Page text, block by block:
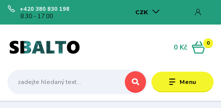
Menu
CZK
+420 380 830 198
8.30 - 17.00
0
0 Kč